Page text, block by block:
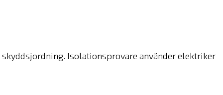
Isolationsprovare använder elektriker